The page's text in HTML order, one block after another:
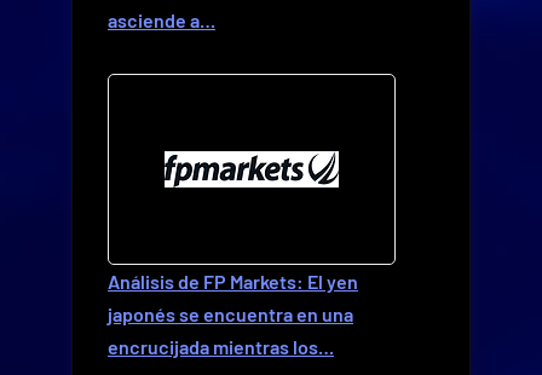
asciende a…
Análisis de FP Markets: El yen
japonés se encuentra en una
encrucijada mientras los…